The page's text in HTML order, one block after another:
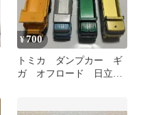
¥700
トミカ ダンプカー ギ
ガ オフロード 日立建